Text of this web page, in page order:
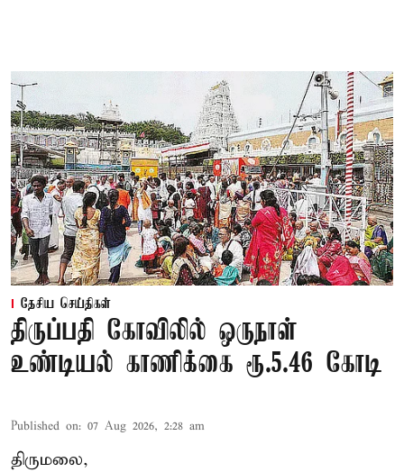
தேசிய செய்திகள்
திருப்பதி கோவிலில் ஒருநாள்
உண்டியல் காணிக்கை ரூ.5.46 கோடி
Published on: 07 Aug 2026, 2:28 am
திருமலை,